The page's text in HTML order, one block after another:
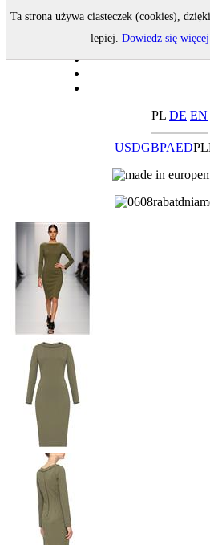
PL DE EN
USDGBPAED
Ta strona używa ciasteczek (cookies),
lepiej. Dowiedz się więcej